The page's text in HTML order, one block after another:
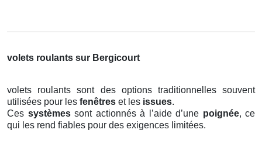
volets roulants sur Bergicourt
volets roulants sont des options traditionnelles souvent
utilisées pour les fenêtres et les issues.
Ces systèmessont actionnés à l’aide d’une poignée, ce
qui les rend fiables pour des exigences limitées.